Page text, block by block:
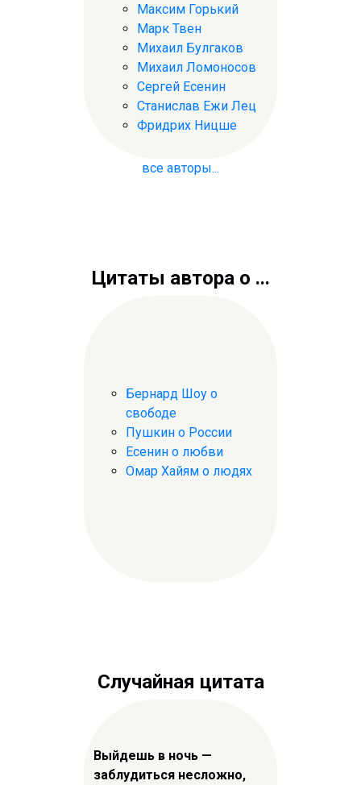
Максим Горький
Марк Твен
Михаил Булгаков
Михаил Ломоносов
Сергей Есенин
Станислав Ежи Лец
Фридрих Ницше
все авторы...
Цитаты автора о ...
Бернард Шоу о
свободе
Пушкин о России
Есенин о любви
Омар Хайям о людях
Случайная цитата
Выйдешь в ночь —
заблудиться несложно,